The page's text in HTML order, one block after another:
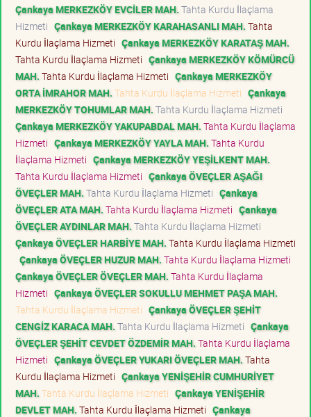
Çankaya MERKEZKÖY EVCİLER MAH. Tahta Kurdu İlaçlama
Hizmeti Çankaya MERKEZKÖY KARAHASANLI MAH. Tahta
Kurdu İlaçlama Hizmeti Çankaya MERKEZKÖY KARATAŞ MAH.
Tahta Kurdu İlaçlama Hizmeti Çankaya MERKEZKÖY KÖMÜRCÜ
MAH. Tahta Kurdu İlaçlama Hizmeti Çankaya MERKEZKÖY
ORTA İMRAHOR MAH. Tahta Kurdu İlaçlama Hizmeti Çankaya
MERKEZKÖY TOHUMLAR MAH. Tahta Kurdu İlaçlama Hizmeti
Çankaya MERKEZKÖY YAKUPABDAL MAH. Tahta Kurdu İlaçlama
Hizmeti Çankaya MERKEZKÖY YAYLA MAH. Tahta Kurdu
İlaçlama Hizmeti Çankaya MERKEZKÖY YEŞİLKENT MAH.
Tahta Kurdu İlaçlama Hizmeti Çankaya ÖVEÇLER AŞAĞI
ÖVEÇLER MAH. Tahta Kurdu İlaçlama Hizmeti Çankaya
ÖVEÇLER ATA MAH. Tahta Kurdu İlaçlama Hizmeti Çankaya
ÖVEÇLER AYDINLAR MAH. Tahta Kurdu İlaçlama Hizmeti
Çankaya ÖVEÇLER HARBİYE MAH. Tahta Kurdu İlaçlama Hizmeti
Çankaya ÖVEÇLER HUZUR MAH. Tahta Kurdu İlaçlama Hizmeti
Çankaya ÖVEÇLER ÖVEÇLER MAH. Tahta Kurdu İlaçlama
Hizmeti Çankaya ÖVEÇLER SOKULLU MEHMET PAŞA MAH.
Tahta Kurdu İlaçlama Hizmeti Çankaya ÖVEÇLER ŞEHİT
CENGİZ KARACA MAH. Tahta Kurdu İlaçlama Hizmeti Çankaya
ÖVEÇLER ŞEHİT CEVDET ÖZDEMİR MAH. Tahta Kurdu İlaçlama
Hizmeti Çankaya ÖVEÇLER YUKARI ÖVEÇLER MAH. Tahta
Kurdu İlaçlama Hizmeti Çankaya YENİŞEHİR CUMHURİYET
MAH. Tahta Kurdu İlaçlama Hizmeti Çankaya YENİŞEHİR
DEVLET MAH. Tahta Kurdu İlaçlama Hizmeti Çankaya